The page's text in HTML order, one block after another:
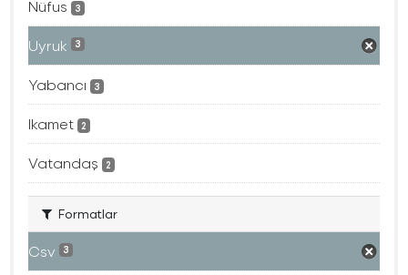
Nüfus 3
Uyruk 3
Yabancı 3
Ikamet 2
Vatandaş 2
Formatlar
Csv 3